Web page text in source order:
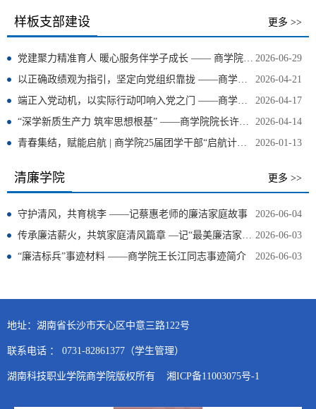
样板支部建设 更多 >>
2026-06-29
党建聚力精准育人 暖心服务伴学子成长 —— 商学院深化“321”党员教师联系学生制度做实“三服务”活动
2026-04-21
以正确政绩观为指引，坚定向党组织靠拢 ——商学院党总支副书记、学生党支部书记王科峰为第48期入党积极分子培训班授课
2026-04-17
端正入党动机，以实际行动叩响入党之门 ——商学院党总支书记彭义为第48期入党积极分子培训班授课
2026-04-14
“深学新质生产力 筑牢思想根基” ——商学院院长许文全为第48期入党积极分子培训班授课
2026-01-13
青春集结，赋能启航 | 商学院25届团学干部“启航计划”赋能培训第二期理论学习
清廉学院 更多 >>
2026-06-04
守护清风，共育桃李 ——记蔡惠老师的廉洁家庭故事
2026-06-03
传承廉洁薪火，共筑家庭清风篇章 —记“最美廉洁家庭”张婷家庭
2026-06-03
“廉洁标兵”事迹材料 ——商学院王长江同志事迹简介
地址：湖南省长沙市天心区中意三路122号
联系电话 ： 0731-82861377（学生管理）
湖南科技职业学院商学院版权所有 湘ICP备11003075号-1